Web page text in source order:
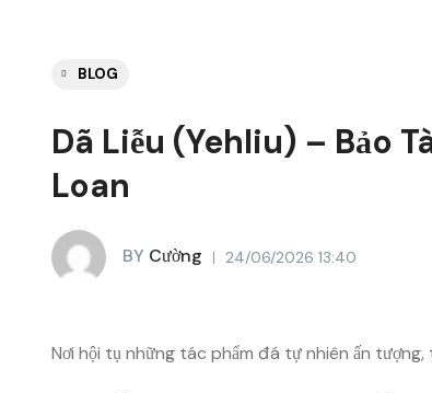
BLOG
Dã Liễu (Yehliu) – Bảo
Loan
BY Cường 24/06/2026 13:40
Nơi hội tụ những tác phẩm đá tự nhiên ấn